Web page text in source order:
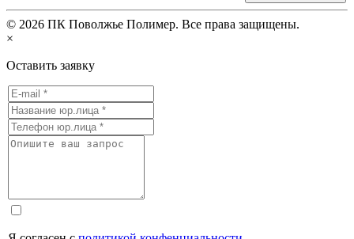
© 2026 ПК Поволжье Полимер. Все права защищены.
×
Оставить заявку